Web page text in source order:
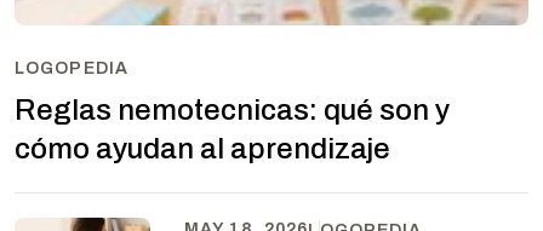
LOGOPEDIA
Reglas nemotecnicas: qué son y
cómo ayudan al aprendizaje